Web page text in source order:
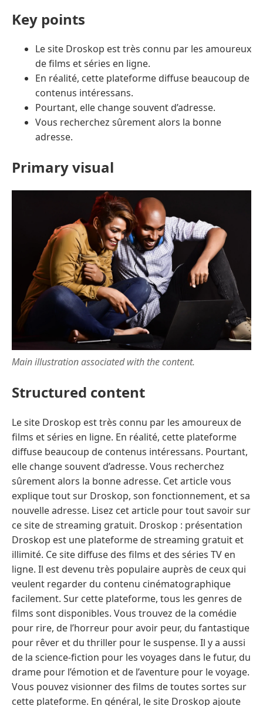
Key points
Le site Droskop est très connu par les amoureux
de films et séries en ligne.
En réalité, cette plateforme diffuse beaucoup de
contenus intéressans.
Pourtant, elle change souvent d’adresse.
Vous recherchez sûrement alors la bonne
adresse.
Primary visual
Main illustration associated with the content.
Structured content
Le site Droskop est très connu par les amoureux de
films et séries en ligne. En réalité, cette plateforme
diffuse beaucoup de contenus intéressans. Pourtant,
elle change souvent d’adresse. Vous recherchez
sûrement alors la bonne adresse. Cet article vous
explique tout sur Droskop, son fonctionnement, et sa
nouvelle adresse. Lisez cet article pour tout savoir sur
ce site de streaming gratuit. Droskop : présentation
Droskop est une plateforme de streaming gratuit et
illimité. Ce site diffuse des films et des séries TV en
ligne. Il est devenu très populaire auprès de ceux qui
veulent regarder du contenu cinématographique
facilement. Sur cette plateforme, tous les genres de
films sont disponibles. Vous trouvez de la comédie
pour rire, de l’horreur pour avoir peur, du fantastique
pour rêver et du thriller pour le suspense. Il y a aussi
de la science-fiction pour les voyages dans le futur, du
drame pour l’émotion et de l’aventure pour le voyage.
Vous pouvez visionner des films de toutes sortes sur
cette plateforme. En général, le site Droskop ajoute